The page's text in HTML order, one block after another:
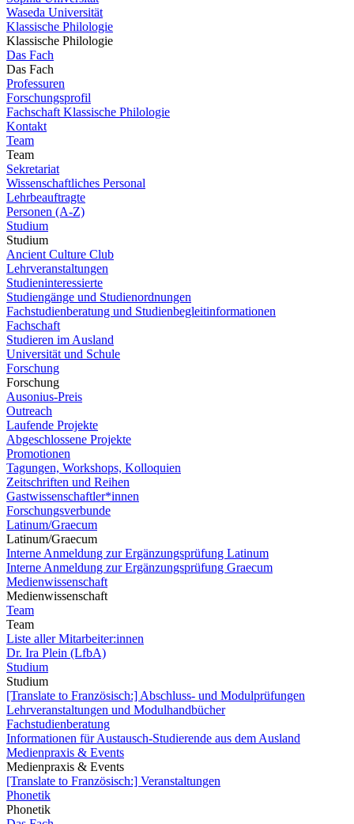
Waseda Universität
Klassische Philologie
Klassische Philologie
Das Fach
Das Fach
Professuren
Forschungsprofil
Fachschaft Klassische Philologie
Kontakt
Team
Team
Sekretariat
Wissenschaftliches Personal
Lehrbeauftragte
Personen (A-Z)
Studium
Studium
Ancient Culture Club
Lehrveranstaltungen
Studieninteressierte
Studiengänge und Studienordnungen
Fachstudienberatung und Studienbegleitinformationen
Fachschaft
Studieren im Ausland
Universität und Schule
Forschung
Forschung
Ausonius-Preis
Outreach
Laufende Projekte
Abgeschlossene Projekte
Promotionen
Tagungen, Workshops, Kolloquien
Zeitschriften und Reihen
Gastwissenschaftler*innen
Forschungsverbunde
Latinum/Graecum
Latinum/Graecum
Interne Anmeldung zur Ergänzungsprüfung Latinum
Interne Anmeldung zur Ergänzungsprüfung Graecum
Medienwissenschaft
Medienwissenschaft
Team
Team
Liste aller Mitarbeiter:innen
Dr. Ira Plein (LfbA)
Studium
Studium
[Translate to Französisch:] Abschluss- und Modulprüfungen
Lehrveranstaltungen und Modulhandbücher
Fachstudienberatung
Informationen für Austausch-Studierende aus dem Ausland
Medienpraxis & Events
Medienpraxis & Events
[Translate to Französisch:] Veranstaltungen
Phonetik
Phonetik